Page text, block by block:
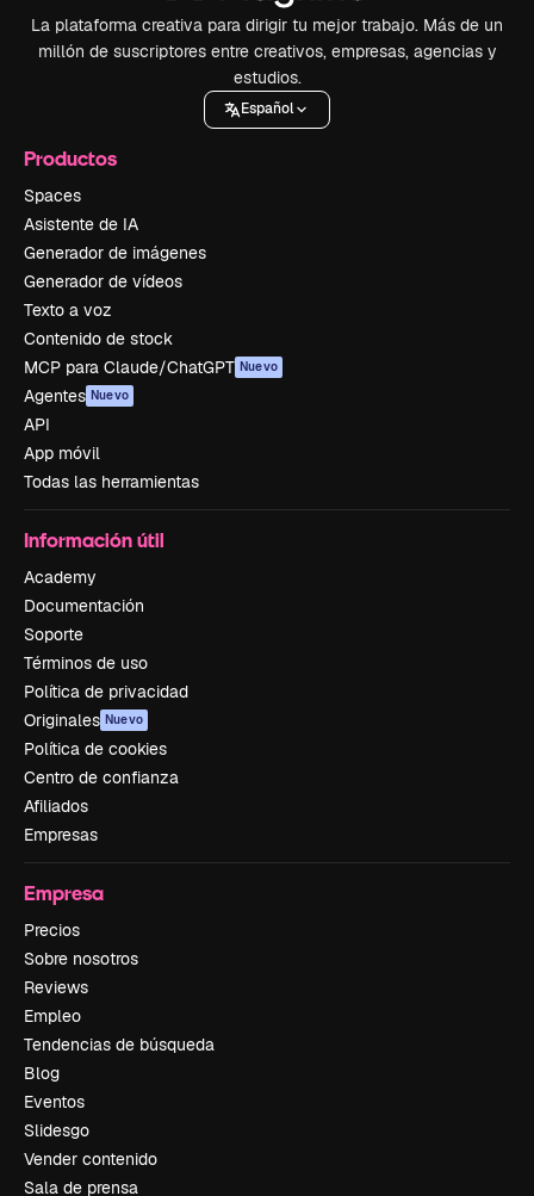
La plataforma creativa para dirigir tu mejor trabajo. Más de un
millón de suscriptores entre creativos, empresas, agencias y
estudios.
Español
Productos
Spaces
Asistente de IA
Generador de imágenes
Generador de vídeos
Texto a voz
Contenido de stock
MCP para Claude/ChatGPT Nuevo
Agentes Nuevo
API
App móvil
Todas las herramientas
Información útil
Academy
Documentación
Soporte
Términos de uso
Política de privacidad
Originales Nuevo
Política de cookies
Centro de confianza
Afiliados
Empresas
Empresa
Precios
Sobre nosotros
Reviews
Empleo
Tendencias de búsqueda
Blog
Eventos
Slidesgo
Vender contenido
Sala de prensa